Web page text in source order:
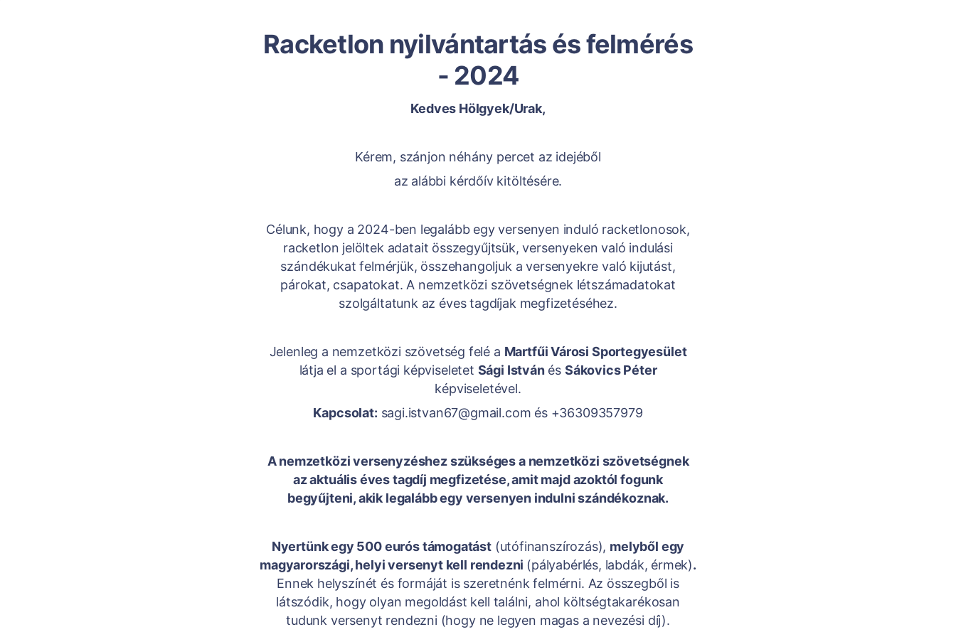
Racketlon nyilvántartás és felmérés
- 2024
Kedves Hölgyek/Urak,
Kérem, szánjon néhány percet az idejéből
az alábbi kérdőív kitöltésére.
Célunk, hogy a 2024-ben legalább egy versenyen induló racketlonosok,
racketlon jelöltek adatait összegyűjtsük, versenyeken való indulási
szándékukat felmérjük, összehangoljuk a versenyekre való kijutást,
párokat, csapatokat. A nemzetközi szövetségnek létszámadatokat
szolgáltatunk az éves tagdíjak megfizetéséhez.
Jelenleg a nemzetközi szövetség felé a Martfűi Városi Sportegyesület
látja el a sportági képviseletet Sági Istvánés Sákovics Péter
képviseletével.
Kapcsolat: sagi.istvan67@gmail.com és +36309357979
A nemzetközi versenyzéshez szükséges a nemzetközi szövetségnek
az aktuális éves tagdíj megfizetése, amit majd azoktól fogunk
begyűjteni, akik legalább egy versenyen indulni szándékoznak.
Nyertünk egy 500 eurós támogatást(utófinanszírozás), melyből egy
magyarországi, helyi versenyt kell rendezni (pályabérlés, labdák, érmek).
Ennek helyszínét és formáját is szeretnénk felmérni. Az összegből is
látszódik, hogy olyan megoldást kell találni, ahol költségtakarékosan
tudunk versenyt rendezni (hogy ne legyen magas a nevezési díj).